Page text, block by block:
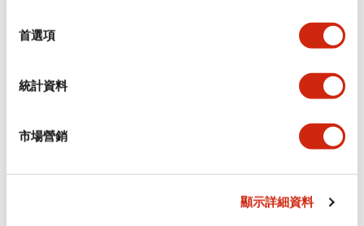
首選項
統計資料
市場營銷
顯示詳細資料
功能規格